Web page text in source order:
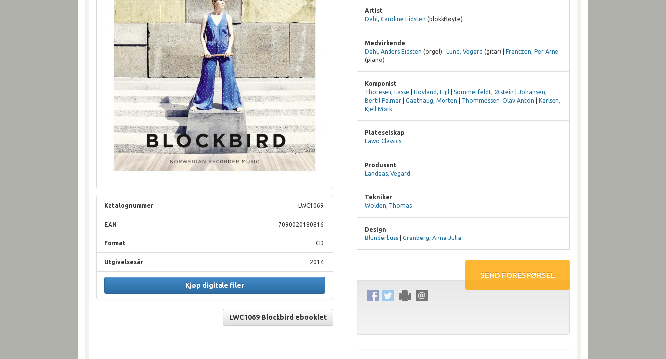
LWC1069
Katalognummer
7090020180816
EAN
CD
Format
2014
Utgivelsesår
Kjøp digitale filer
LWC1069 Blockbird ebooklet
Artist
Dahl, Caroline Eidsten (blokkfløyte)
Medvirkende
Dahl, Anders Eidsten (orgel) | Lund, Vegard (gitar) | Frantzen, Per Arne
(piano)
Komponist
Thoresen, Lasse
Hovland, Egil| Sommerfeldt, Øistein
Johansen,
Bertil Palmar| Gaathaug, Morten Thommessen, Olav Anton
Karlsen,
Kjell Mørk
Plateselskap
Lawo Classics
Produsent
Landaas, Vegard
Tekniker
Wolden, Thomas
Design
Blunderbuss| Granberg, Anna-Julia